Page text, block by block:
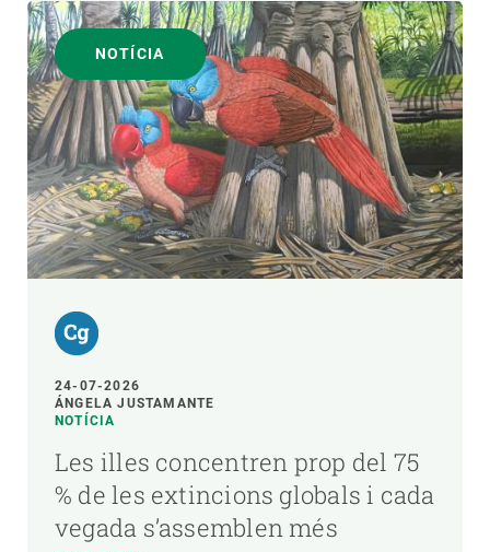
NOTÍCIA
24-07-2026
ÁNGELA JUSTAMANTE
NOTÍCIA
Les illes concentren prop del 75
% de les extincions globals i cada
vegada s’assemblen més